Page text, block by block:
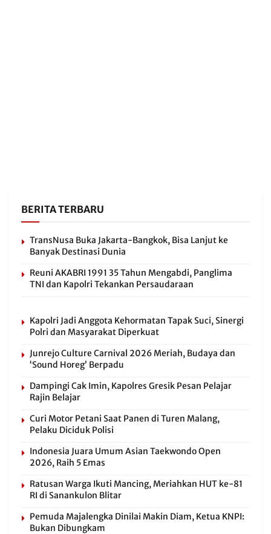
BERITA TERBARU
TransNusa Buka Jakarta-Bangkok, Bisa Lanjut ke
Banyak Destinasi Dunia
Reuni AKABRI 1991 35 Tahun Mengabdi, Panglima
TNI dan Kapolri Tekankan Persaudaraan
Kapolri Jadi Anggota Kehormatan Tapak Suci, Sinergi
Polri dan Masyarakat Diperkuat
Junrejo Culture Carnival 2026 Meriah, Budaya dan
‘Sound Horeg’ Berpadu
Dampingi Cak Imin, Kapolres Gresik Pesan Pelajar
Rajin Belajar
Curi Motor Petani Saat Panen di Turen Malang,
Pelaku Diciduk Polisi
Indonesia Juara Umum Asian Taekwondo Open
2026, Raih 5 Emas
Ratusan Warga Ikuti Mancing, Meriahkan HUT ke-81
RI di Sanankulon Blitar
Pemuda Majalengka Dinilai Makin Diam, Ketua KNPI:
Bukan Dibungkam